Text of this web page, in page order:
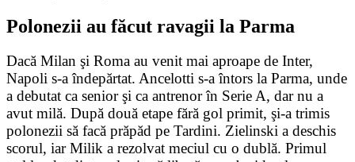
Polonezii au făcut ravagii la Parma
Dacă Milan şi Roma au venit mai aproape de Inter,
Napoli s-a îndepărtat. Ancelotti s-a întors la Parma, unde
a debutat ca senior şi ca antrenor în Serie A, dar nu a
avut milă. După două etape fără gol primit, şi-a trimis
polonezii să facă prăpăd pe Tardini. Zielinski a deschis
scorul, iar Milik a rezolvat meciul cu o dublă. Primul